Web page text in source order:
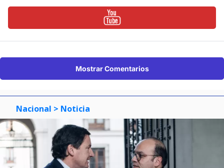
Mostrar Comentarios
Nacional > Noticia